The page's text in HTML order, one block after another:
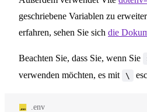
geschriebene Variablen zu
erfahren, sehen Sie sich die
Beachten Sie, dass Sie, wenn Sie
verwenden möchten, es mit
\
.env